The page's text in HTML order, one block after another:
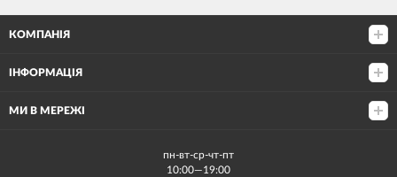
КОМПАНІЯ
ІНФОРМАЦІЯ
МИ В МЕРЕЖІ
пн-вт-ср-чт-пт
10:00—19:00